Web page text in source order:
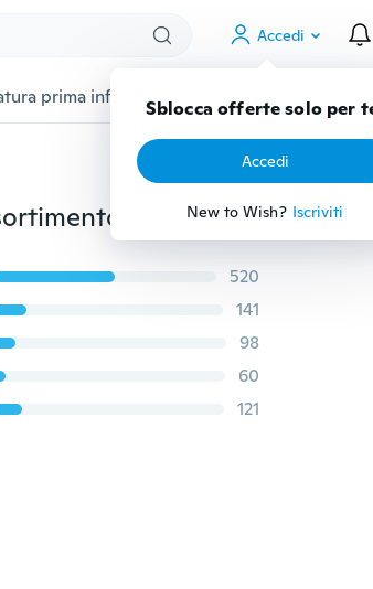
Accedi
Sblocca offerte solo per
Accedi
New to Wish? Iscriviti
prima infanzia Accessori per animali
120 / 600pcs 12 Tipo di dadi piccoli dadi Kit assortimento elettronica M1 M1.2 M1.4 M1.6
520
141
98
60
121